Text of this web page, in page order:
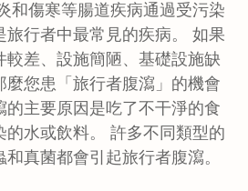
和傷寒等腸道疾病通過受污染
旅行者中最常見的疾病。 如果
較差、設施簡陋、基礎設施缺
麼您患「旅行者腹瀉」的機會
的主要原因是吃了不干淨的食
的水或飲料。 許多不同類型的
真菌都會引起旅行者腹瀉。